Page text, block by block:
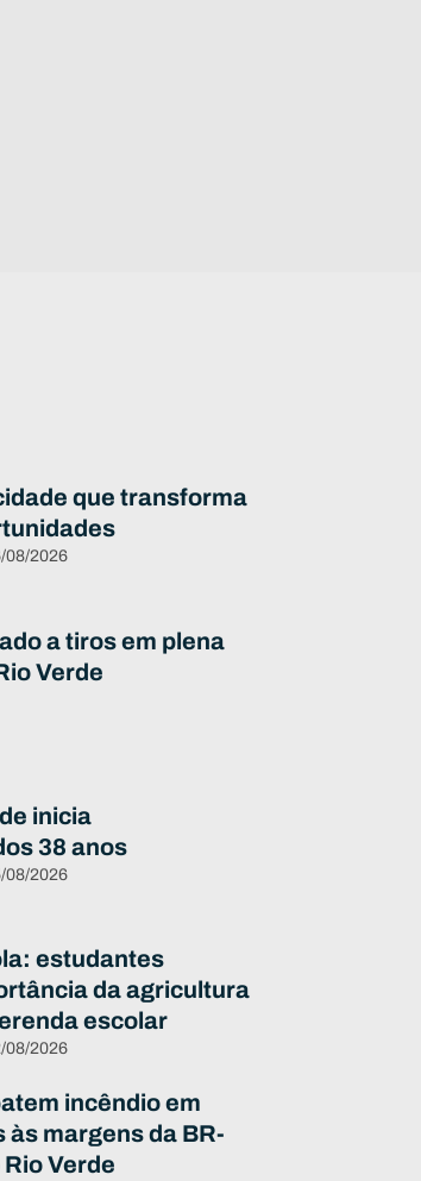
que transforma
08/2026
a tiros em plena
Verde
inicia
38 anos
08/2026
estudantes
da agricultura
escolar
08/2026
incêndio em
às margens da BR-
Verde